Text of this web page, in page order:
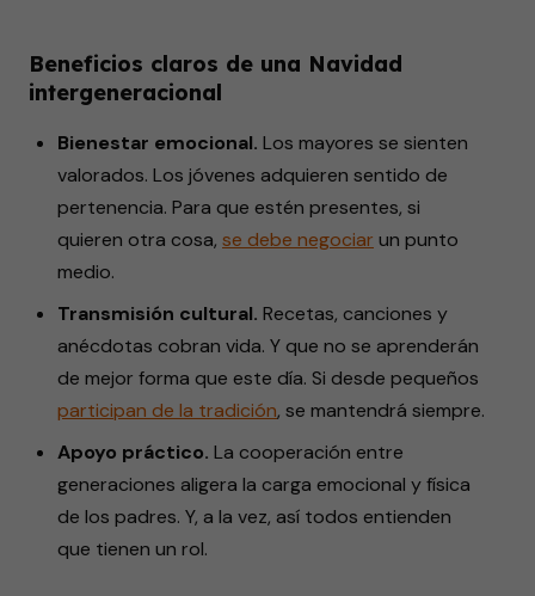
Beneficios claros de una Navidad
intergeneracional
Bienestar emocional. Los mayores se sienten
valorados. Los jóvenes adquieren sentido de
pertenencia. Para que estén presentes, si
quieren otra cosa, se debe negociar un punto
medio.
Transmisión cultural. Recetas, canciones y
anécdotas cobran vida. Y que no se aprenderán
de mejor forma que este día. Si desde pequeños
participan de la tradición, se mantendrá siempre.
Apoyo práctico. La cooperación entre
generaciones aligera la carga emocional y física
de los padres. Y, a la vez, así todos entienden
que tienen un rol.